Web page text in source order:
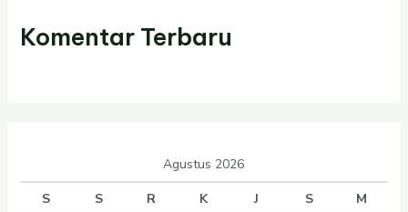
Komentar Terbaru
Agustus 2026
S
S R K J S
M